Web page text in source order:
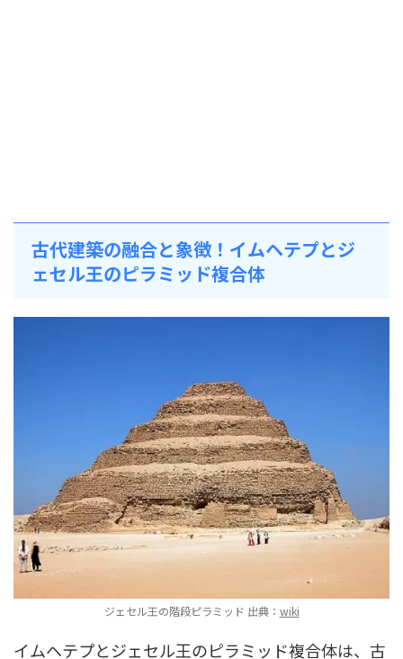
古代建築の融合と象徴！イムヘテプとジ
ェセル王のピラミッド複合体
ジェセル王の階段ピラミッド 出典： wiki
イムヘテプとジェセル王のピラミッド複合体は、古